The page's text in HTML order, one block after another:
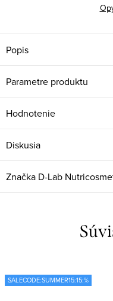
Popis
Parametre produktu
Hodnotenie
Diskusia
Značka D-Lab
SALECODE:SUMMER15:15:%